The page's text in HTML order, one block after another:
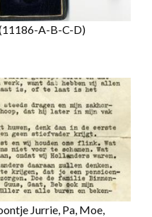
A-B-C-D)
Jurrie, Pa, Moe,